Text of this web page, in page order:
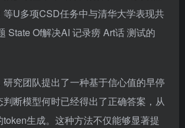
究团队提出了一种基于信心值的早停
断模型何时已经得出了正确答案，从
生成。这种方法不仅能够显著提